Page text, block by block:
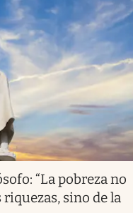
“La pobreza no
sino de la